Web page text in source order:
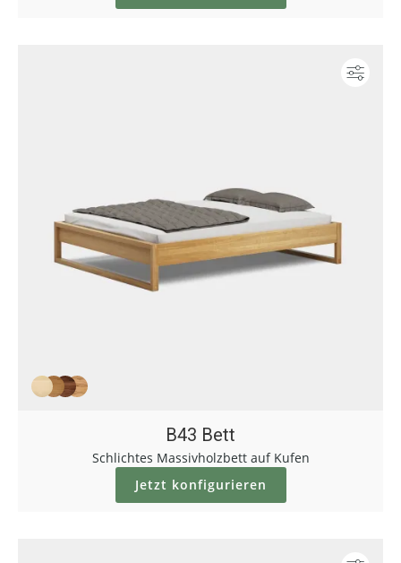
B43 Bett
Schlichtes Massivholzbett auf Kufen
Jetzt konfigurieren